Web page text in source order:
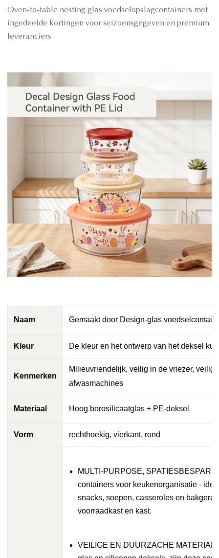
Oven-to-table nesting glas voedselopslagcontainers met
ingedeelde kortingen voor seizoensgegeven en premium
leveranciers
Naam Gemaakt door Design-glas
Kleur De kleur en het ontwerp van het deksel
Kenmerken
Milieuvriendelijk, veilig in de vriezer, veilig
afwasmachines
Materiaal Hoog borosilicaatglas + PE-deksel
Vorm rechthoekig, vierkant, rond
MULTI-PURPOSE,
containers voor keukenorganisatie -
snacks, soepen, casseroles en
voorraadkast en kast.
VEILIGE EN DUURZACHE